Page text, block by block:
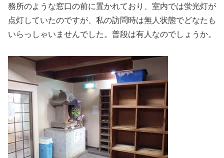
務所のような窓口の前に置かれており、室内では蛍光灯が
点灯していたのですが、私の訪問時は無人状態でどなたも
いらっしゃいませんでした。普段は有人なのでしょうか。